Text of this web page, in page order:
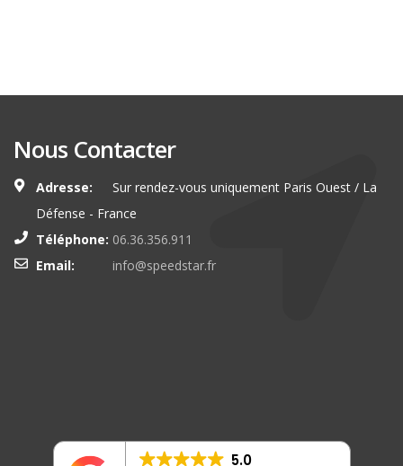
Nous Contacter
Adresse:
Sur rendez-vous uniquement Paris Ouest / La
Défense - France
Téléphone: 06.36.356.911
Email:
info@speedstar.fr
5.0